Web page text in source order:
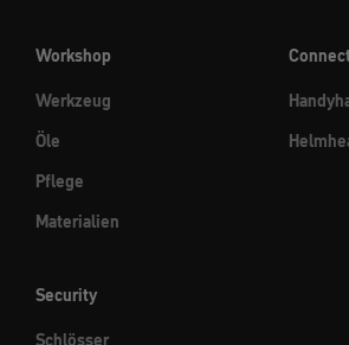
Workshop
Werkzeug
Öle
Pflege
Materialien
Security
Schlösser